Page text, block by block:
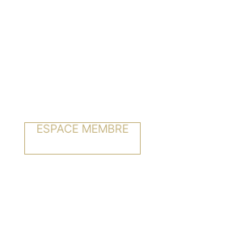
ESPACE MEMBRE